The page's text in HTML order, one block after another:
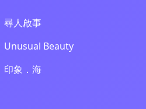
尋人啟事
Unusual Beauty
印象．海